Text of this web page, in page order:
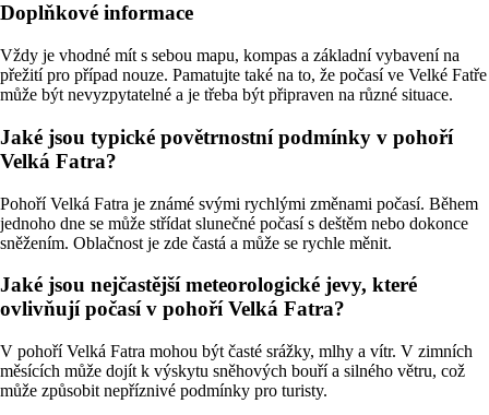
Doplňkové informace
Vždy je vhodné mít s sebou mapu, kompas a základní vybavení na
přežití pro případ nouze. Pamatujte také na to, že počasí ve Velké Fatře
může být nevyzpytatelné a je třeba být připraven na různé situace.
Jaké jsou typické povětrnostní podmínky v pohoří
Velká Fatra?
Pohoří Velká Fatra je známé svými rychlými změnami počasí. Během
jednoho dne se může střídat slunečné počasí s deštěm nebo dokonce
sněžením. Oblačnost je zde častá a může se rychle měnit.
Jaké jsou nejčastější meteorologické jevy, které
ovlivňují počasí v pohoří Velká Fatra?
V pohoří Velká Fatra mohou být časté srážky, mlhy a vítr. V zimních
měsících může dojít k výskytu sněhových bouří a silného větru, což
může způsobit nepříznivé podmínky pro turisty.